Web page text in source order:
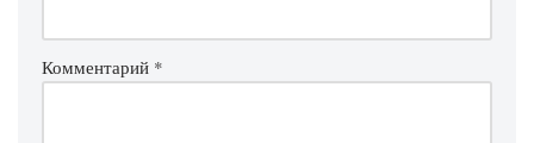
Комментарий *